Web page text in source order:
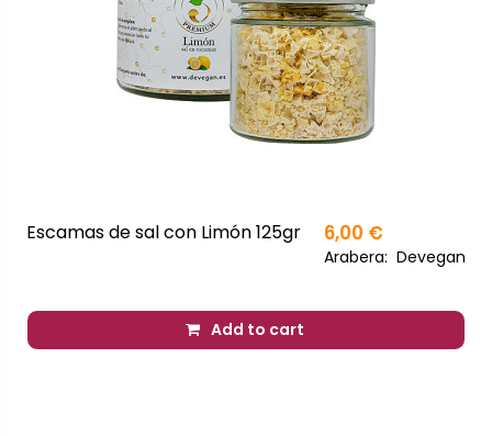
Escamas de sal con Limón 125gr 6,00 €
Arabera: Devegan
Add to cart